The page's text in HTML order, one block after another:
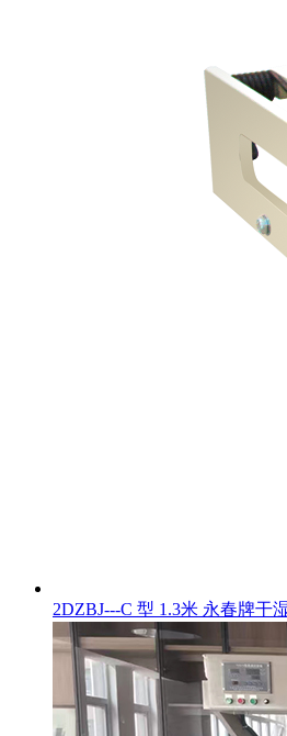
2DZBJ---C 型 1.3米 永春牌干